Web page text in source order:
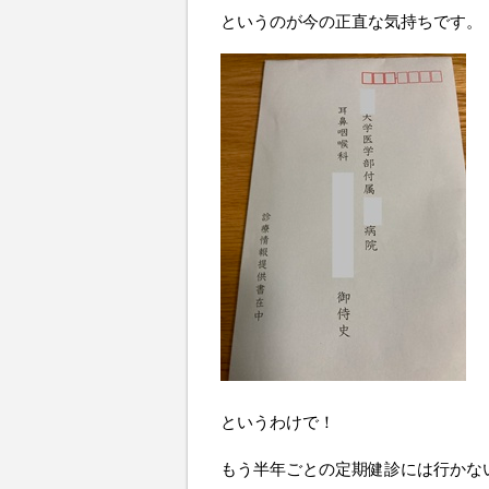
というのが今の正直な気持ちです。
というわけで！
もう半年ごとの定期健診には行かな